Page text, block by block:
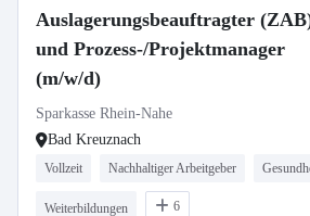
Auslagerungsbeauftragter
und Prozess-/Projektmanager
(m/w/d)
Sparkasse Rhein-Nahe
Bad Kreuznach
Vollzeit Nachhaltiger Arbeitgeber
Weiterbildungen 6